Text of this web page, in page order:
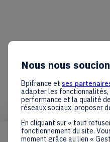
Nous nous
Bpifrance et ses
adapter les
performance et la qualité
réseaux sociaux, proposer
En cliquant sur « tout
fonctionnement du site.
moment grâce au lien «